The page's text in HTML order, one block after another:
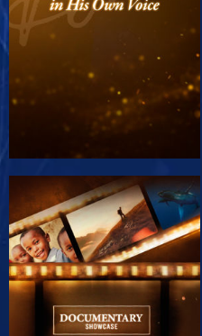
VERKEN DE SERIE